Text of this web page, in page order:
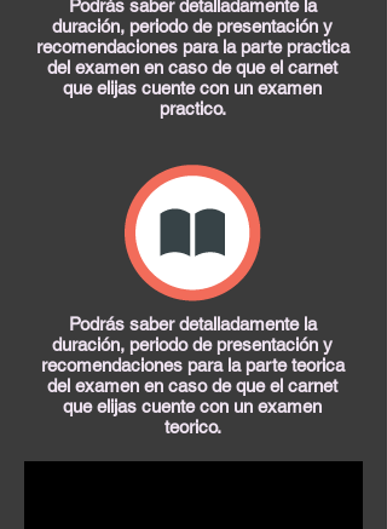
Podrás saber detalladamente la
duración, periodo de presentación y
recomendaciones para la parte practica
del examen en caso de que el carnet
que elijas cuente con un examen
practico.
Podrás saber detalladamente la
duración, periodo de presentación y
recomendaciones para la parte teorica
del examen en caso de que el carnet
que elijas cuente con un examen
teorico.